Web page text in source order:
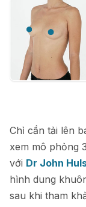
Chỉ cần tải lên
xem mô phỏng
với Dr John
hình dung
sau khi tham